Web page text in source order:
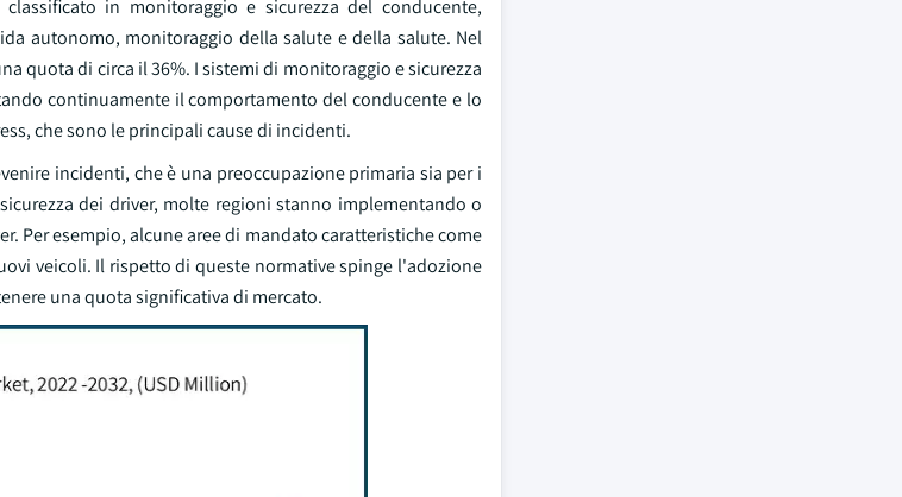
in monitoraggio e sicurezza del conducente,
autonomo, monitoraggio della salute e della salute. Nel
quota di circa il 36%. I sistemi di monitoraggio e sicurezza
continuamente il comportamento del conducente e lo
che sono le principali cause di incidenti.
incidenti, che è una preoccupazione primaria sia per i
dei driver, molte regioni stanno implementando o
Per esempio, alcune aree di mandato caratteristiche come
veicoli. Il rispetto di queste normative spinge l'adozione
una quota significativa di mercato.